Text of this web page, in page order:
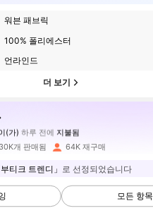
워븐 패브릭
100% 폴리에스터
언라인드
더 보기
팔로워
(가) 하루 전에 지불됨
1시간 전
팔로워
개 판매됨 64K 재구매
부티크 트렌디」 로 선정되었습니다
모든 항목